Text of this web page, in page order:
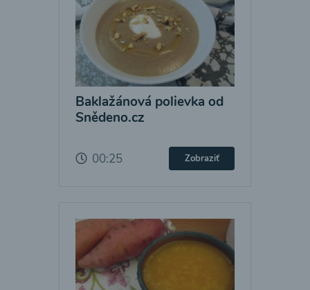
Baklažánová polievka od
Snědeno.cz
00:25 Zobraziť